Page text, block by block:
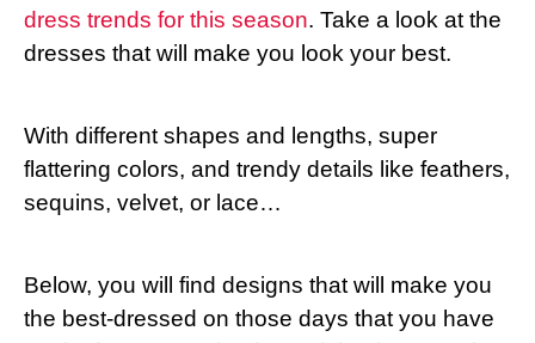
dress trends for this season. Take a look at the
dresses that will make you look your best.
With different shapes and lengths, super
flattering colors, and trendy details like feathers,
sequins, velvet, or lace…
Below, you will find designs that will make you
the best-dressed on those days that you have